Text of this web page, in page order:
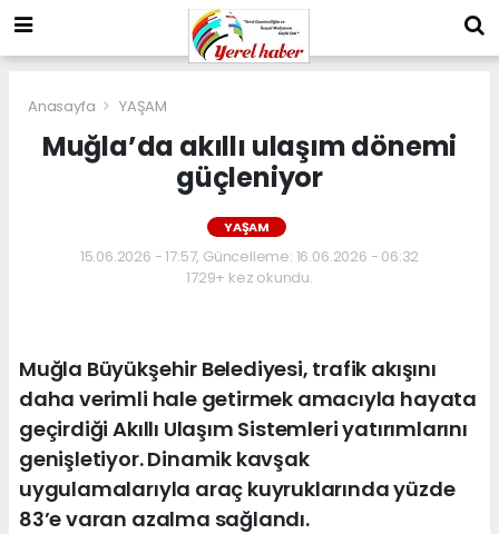
Anasayfa YAŞAM
Muğla’da akıllı ulaşım dönemi
güçleniyor
YAŞAM
15.06.2026 - 17:57, Güncelleme: 16.06.2026 - 06:32
1729+ kez okundu.
Muğla Büyükşehir Belediyesi, trafik akışını
daha verimli hale getirmek amacıyla hayata
geçirdiği Akıllı Ulaşım Sistemleri yatırımlarını
genişletiyor. Dinamik kavşak
uygulamalarıyla araç kuyruklarında yüzde
83’e varan azalma sağlandı.